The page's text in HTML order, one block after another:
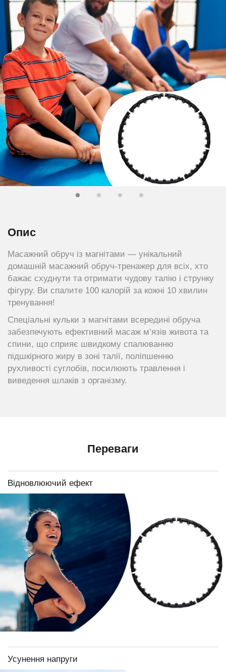
Опис
Масажний обруч із магнітами — унікальний
домашній масажний обруч-тренажер для всіх, хто
бажає схуднути та отримати чудову талію і струнку
фігуру. Ви спалите 100 калорій за кожні 10 хвилин
тренування!
Спеціальні кульки з магнітами всередині обруча
забезпечують ефективний масаж м’язів живота та
спини, що сприяє швидкому спалюванню
підшкірного жиру в зоні талії, поліпшенню
рухливості суглобів, посилюють травлення і
виведення шлаків з організму.
Переваги
Відновлюючий ефект
Усунення напруги